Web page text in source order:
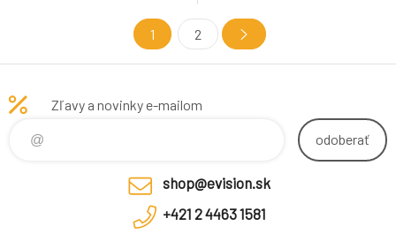
modernom čiernom prevedení
je ideálnym riešením pre tých,
ktorí si cenia štýl a funkčnosť.
AGH0003S poskytuje okamžité
teplo dokonale prispôsobené
vašim potrebám. Či už
1 2
Zľavy a novinky e-mailom
odoberať
shop@evision.sk
+421 2 4463 1581